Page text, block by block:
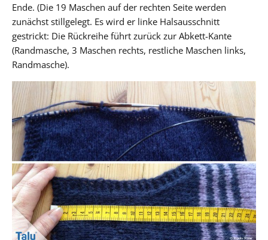
Ende. (Die 19 Maschen auf der rechten Seite werden
zunächst stillgelegt. Es wird er linke Halsausschnitt
gestrickt: Die Rückreihe führt zurück zur Abkett-Kante
(Randmasche, 3 Maschen rechts, restliche Maschen links,
Randmasche).